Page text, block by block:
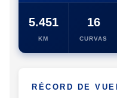
5.451
KM
16
CURVAS
RÉCORD DE